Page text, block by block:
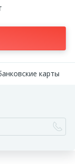
карты